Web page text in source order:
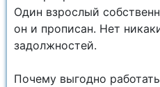
Один взрослый
он и прописан. Нет
задолжностей.
Почему выгодно